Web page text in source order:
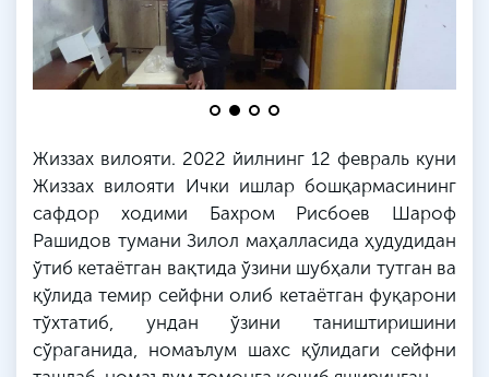
Жиззах вилояти. 2022 йилнинг 12 февраль куни
Жиззах вилояти Ички ишлар бошқармасининг
сафдор ходими Бахром Рисбоев Шароф
Рашидов тумани Зилол маҳалласида ҳудудидан
ўтиб кетаётган вақтида ўзини шубҳали тутган ва
қўлида темир сейфни олиб кетаётган фуқарони
тўхтатиб, ундан ўзини таништиришини
сўраганида, номаълум шахс қўлидаги сейфни